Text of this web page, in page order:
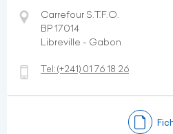
Carrefour S.T.F.O.
BP 17014
Libreville - Gabon
Tel:(+241) 01 76 18 26